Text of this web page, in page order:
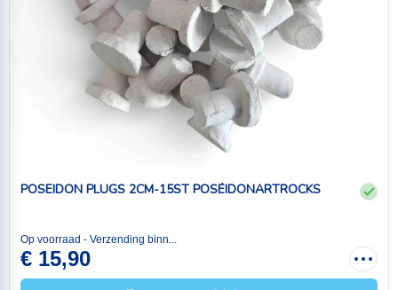
POSEIDON PLUGS 2CM-15ST POSÉIDONARTROCKS
Op voorraad - Verzending binn...
€ 15,90